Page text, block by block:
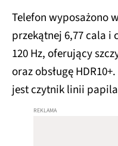
Telefon wyposażono
przekątnej 6,77 cala i
120 Hz, oferujący
oraz obsługę
jest czytnik linii